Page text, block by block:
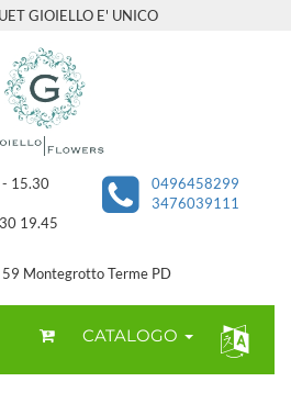
GIOIELLO E' UNICO
- 15.30
19.45
0496458299
3476039111
59 Montegrotto Terme PD
CATALOGO